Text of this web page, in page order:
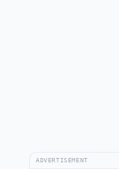
ADVERTISEMENT